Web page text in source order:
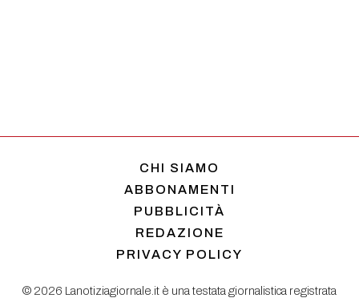
CHI SIAMO
ABBONAMENTI
PUBBLICITÀ
REDAZIONE
PRIVACY POLICY
© 2026 Lanotiziagiornale.it è una testata giornalistica registrata